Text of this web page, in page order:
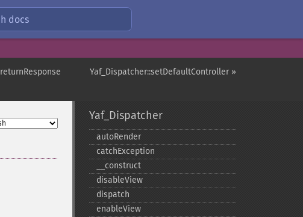
docs
Yaf_Dispatcher::setDefaultController »
Yaf_Dispatcher
autoRender
catchException
_​_​construct
disableView
dispatch
enableView